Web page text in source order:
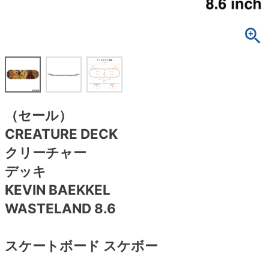
（セール）
CREATURE DECK
クリーチャー
デッキ
KEVIN BAEKKEL
WASTELAND 8.6
スケートボード スケボー
8.4inch
8.6inch
8.7inch
8.8inch
9.0inch以上
8.5inch
8.7inch
8.8inch
8.9inch
64mm
70mm
72mm
75mm
スケートケース・バッグ
27.5cm
28.5cm
29cm
29.5cm
ソックス
サイズの測り方